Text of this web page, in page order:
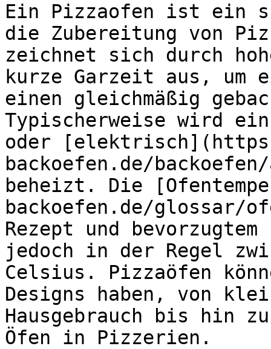
Ein Pizzaofen ist ein
die Zubereitung von
zeichnet sich durch
kurze Garzeit aus, um
einen gleichmäßig
Typischerweise wird
oder
backoefen.de/
beheizt. Die
backoefen.de/glossar/
Rezept und
jedoch in der Regel
Celsius. Pizzaöfen
Designs haben, von
Hausgebrauch bis hin
Öfen in Pizzerien.